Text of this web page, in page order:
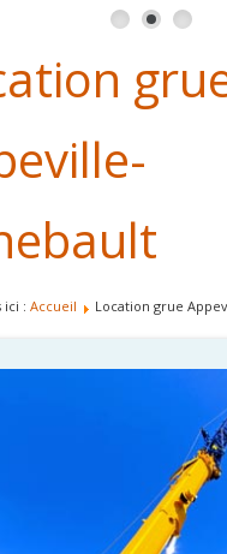
ici : Accueil Location grue